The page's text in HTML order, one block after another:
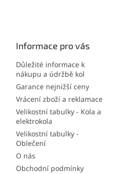
Informace pro vás
Důležité informace k
nákupu a údržbě kol
Garance nejnižší ceny
Vrácení zboží a reklamace
Velikostní tabulky - Kola a
elektrokola
Velikostní tabulky -
Oblečení
O nás
Obchodní podmínky